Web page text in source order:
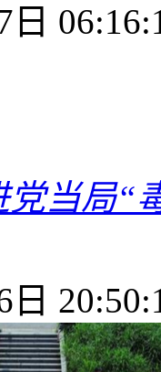
日
党当局“
日